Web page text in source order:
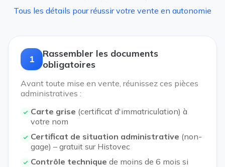
Tous les détails pour réussir votre vente en autonomie
1
Rassembler les documents
obligatoires
Avant toute mise en vente, réunissez ces pièces
administratives :
Carte grise (certificat d'immatriculation) à
votre nom
Certificat de situation administrative (non-
gage) – gratuit sur Histovec
Contrôle technique de moins de 6 mois si